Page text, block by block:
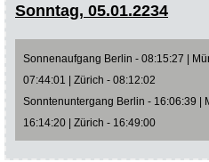
Sonntag, 05.01.2234
Sonnenaufgang Berlin - 08:15:27 |
07:44:01 | Zürich - 08:12:02
Sonntenuntergang Berlin - 16:06:39 |
16:14:20 | Zürich - 16:49:00